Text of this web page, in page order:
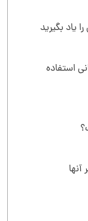
یاد بگیرید
استفاده